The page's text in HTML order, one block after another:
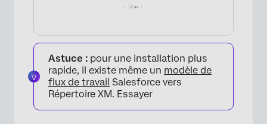
Astuce : pour une installation plus
rapide, il existe même un modèle de
flux de travail Salesforce vers
Répertoire XM. Essayer